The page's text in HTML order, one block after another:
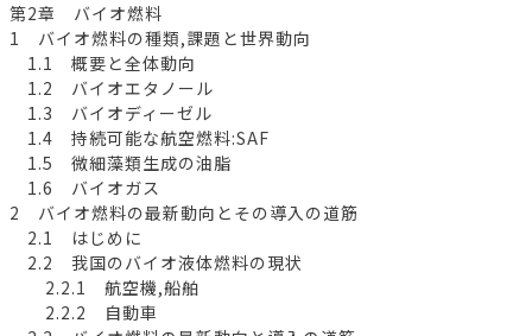
第2章 バイオ燃料
1 バイオ燃料の種類,課題と世界動向
1.1 概要と全体動向
1.2 バイオエタノール
1.3 バイオディーゼル
1.4 持続可能な航空燃料:SAF
1.5 微細藻類生成の油脂
1.6 バイオガス
2 バイオ燃料の最新動向とその導入の道筋
2.1 はじめに
2.2 我国のバイオ液体燃料の現状
2.2.1 航空機,船舶
2.2.2 自動車